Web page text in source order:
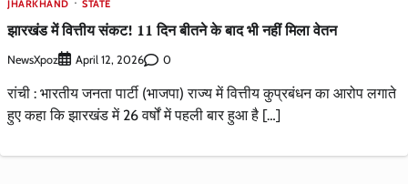
JHARKHAND STATE
झारखंड में वित्तीय संकट! 11 दिन बीतने के बाद भी नहीं मिला वेतन
NewsXpoz April 12, 2026 0
रांची : भारतीय जनता पार्टी (भाजपा) राज्य में वित्तीय कुप्रबंधन का आरोप लगाते
हुए कहा कि झारखंड में 26 वर्षों में पहली बार हुआ है […]